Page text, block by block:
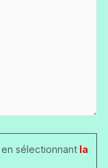
sélectionnantla